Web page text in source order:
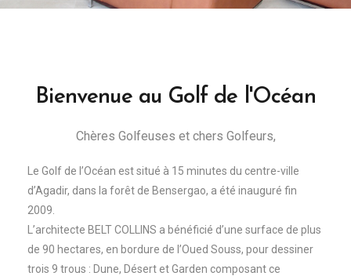
Bienvenue au Golf de l'Océan
Chères Golfeuses et chers Golfeurs,
Le Golf de l’Océan est situé à 15 minutes du centre-ville
d’Agadir, dans la forêt de Bensergao, a été inauguré fin
2009.
L’architecte BELT COLLINS a bénéficié d’une surface de plus
de 90 hectares, en bordure de l’Oued Souss, pour dessiner
trois 9 trous : Dune, Désert et Garden composant ce